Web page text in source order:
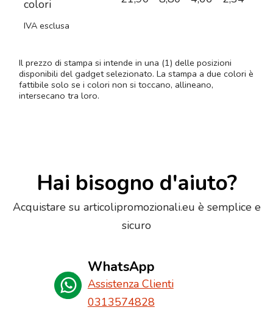
colori
IVA esclusa
Il prezzo di stampa si intende in una (1) delle posizioni
disponibili del gadget selezionato. La stampa a due colori è
fattibile solo se i colori non si toccano, allineano,
intersecano tra loro.
Hai bisogno d'aiuto?
Acquistare su articolipromozionali.eu è semplice e
sicuro
WhatsApp
Assistenza Clienti
0313574828